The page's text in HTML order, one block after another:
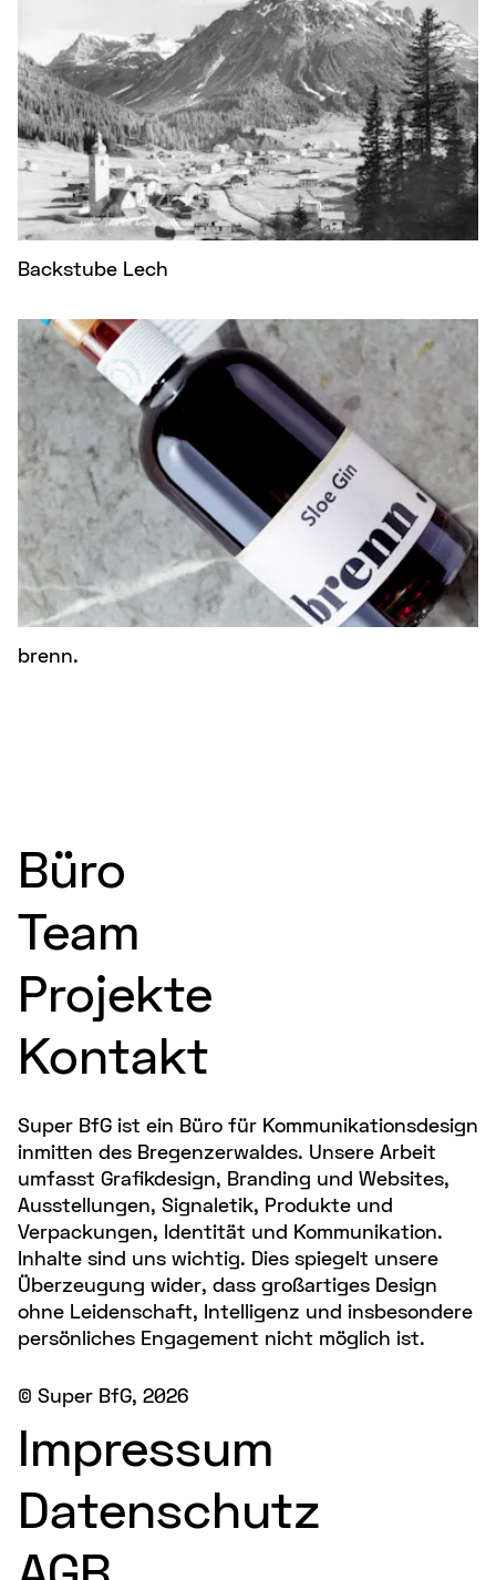
Backstube Lech
brenn.
Büro
Team
Projekte
Kontakt
Super BfG ist ein Büro für Kommunikationsdesign
inmitten des Bregenzerwaldes. Unsere Arbeit
umfasst Grafikdesign, Branding und Websites,
Ausstellungen, Signaletik, Produkte und
Verpackungen, Identität und Kommunikation.
Inhalte sind uns wichtig. Dies spiegelt unsere
Überzeugung wider, dass großartiges Design
ohne Leidenschaft, Intelligenz und insbesondere
persönliches Engagement nicht möglich ist.
© Super BfG, 2026
Impressum
Datenschutz